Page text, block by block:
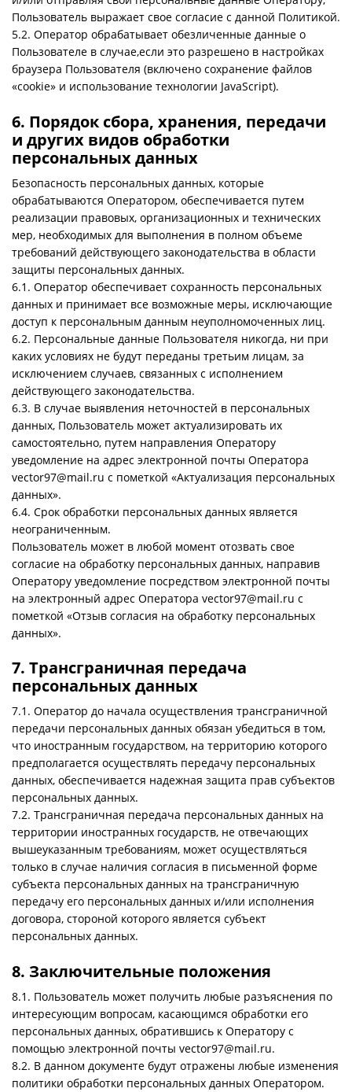
Пользователь выражает свое согласие с данной Политикой.
5.2. Оператор обрабатывает обезличенные данные о
Пользователе в случае,если это разрешено в настройках
браузера Пользователя (включено сохранение файлов
«cookie» и использование технологии JavaScript).
6. Порядок сбора, хранения, передачи
и других видов обработки
персональных данных
Безопасность персональных данных, которые
обрабатываются Оператором, обеспечивается путем
реализации правовых, организационных и технических
мер, необходимых для выполнения в полном объеме
требований действующего законодательства в области
защиты персональных данных.
6.1. Оператор обеспечивает сохранность персональных
данных и принимает все возможные меры, исключающие
доступ к персональным данным неуполномоченных лиц.
6.2. Персональные данные Пользователя никогда, ни при
каких условиях не будут переданы третьим лицам, за
исключением случаев, связанных с исполнением
действующего законодательства.
6.3. В случае выявления неточностей в персональных
данных, Пользователь может актуализировать их
самостоятельно, путем направления Оператору
уведомление на адрес электронной почты Оператора
vector97@mail.ru с пометкой «Актуализация персональных
данных».
6.4. Срок обработки персональных данных является
неограниченным.
Пользователь может в любой момент отозвать свое
согласие на обработку персональных данных, направив
Оператору уведомление посредством электронной почты
на электронный адрес Оператора vector97@mail.ru с
пометкой «Отзыв согласия на обработку персональных
данных».
7. Трансграничная передача
персональных данных
7.1. Оператор до начала осуществления трансграничной
передачи персональных данных обязан убедиться в том,
что иностранным государством, на территорию которого
предполагается осуществлять передачу персональных
данных, обеспечивается надежная защита прав субъектов
персональных данных.
7.2. Трансграничная передача персональных данных на
территории иностранных государств, не отвечающих
вышеуказанным требованиям, может осуществляться
только в случае наличия согласия в письменной форме
субъекта персональных данных на трансграничную
передачу его персональных данных и/или исполнения
договора, стороной которого является субъект
персональных данных.
8. Заключительные положения
8.1. Пользователь может получить любые разъяснения по
интересующим вопросам, касающимся обработки его
персональных данных, обратившись к Оператору с
помощью электронной почты vector97@mail.ru.
8.2. В данном документе будут отражены любые изменения
политики обработки персональных данных Оператором.